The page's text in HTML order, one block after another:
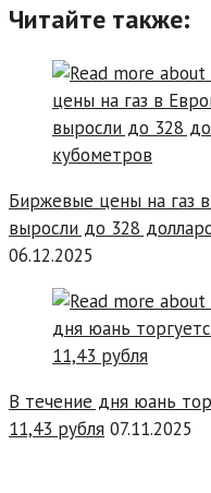
Читайте также:
Биржевые цены на газ
выросли до 328
06.12.2025
В течение дня юань
11,43 рубля 07.11.2025